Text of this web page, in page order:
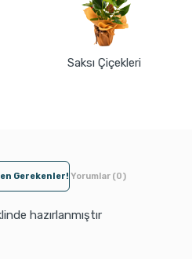
Saksı Çiçekleri
Gerekenler! Yorumlar (0)
hazırlanmıştır